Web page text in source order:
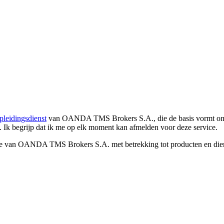
van OANDA TMS Brokers S.A., die de basis vormt
Ik begrijp dat ik me op elk moment kan afmelden voor deze service.
OANDA TMS Brokers S.A. met betrekking tot producten en